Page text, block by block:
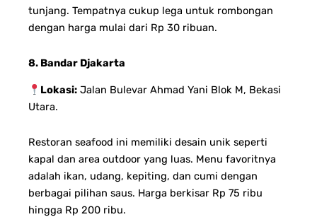
tunjang. Tempatnya cukup lega untuk rombongan
dengan harga mulai dari Rp 30 ribuan.
8. Bandar Djakarta
Lokasi:Jalan Bulevar Ahmad Yani Blok M, Bekasi
Utara.
Restoran seafood ini memiliki desain unik seperti
kapal dan area outdoor yang luas. Menu favoritnya
adalah ikan, udang, kepiting, dan cumi dengan
berbagai pilihan saus. Harga berkisar Rp 75 ribu
hingga Rp 200 ribu.